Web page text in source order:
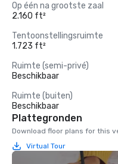
Op één na grootste zaal
2.160 ft²
Tentoonstellingsruimte
1.723 ft²
Ruimte (semi-privé)
Beschikbaar
Ruimte (buiten)
Beschikbaar
Plattegronden
Download floor plans for this
Virtual Tour